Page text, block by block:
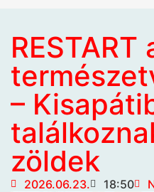
RESTART
–
zöldek
2026.06.23. 18:50